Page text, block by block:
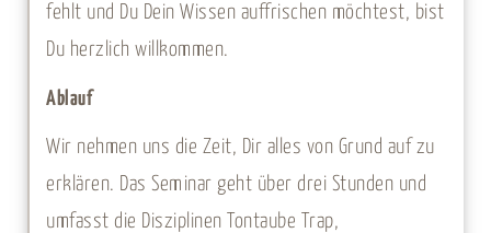
fehlt und Du Dein Wissen auffrischen möchtest, bist
Du herzlich willkommen.
Ablauf
Wir nehmen uns die Zeit, Dir alles von Grund auf zu
erklären. Das Seminar geht über drei Stunden und
umfasst die Disziplinen Tontaube Trap,